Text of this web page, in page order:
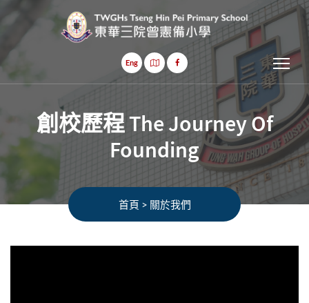
Eng
創校歷程 The Journey Of
Founding
首頁 > 關於我們